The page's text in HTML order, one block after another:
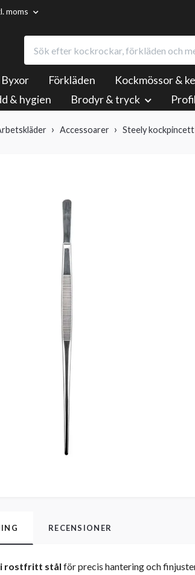
moms
Byxor Förkläden Kockmössor &
& hygien Brodyr & tryck
Accessoarer Steely
RECENSIONER
i rostfritt stål för precis hantering och